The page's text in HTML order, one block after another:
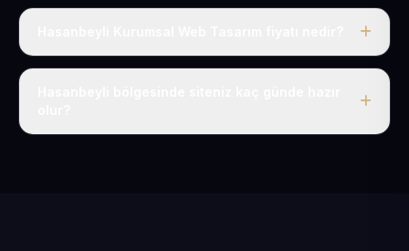
Tek fiyat uygulanır: yıllık 50 USD + KDV. Bu bedele alan